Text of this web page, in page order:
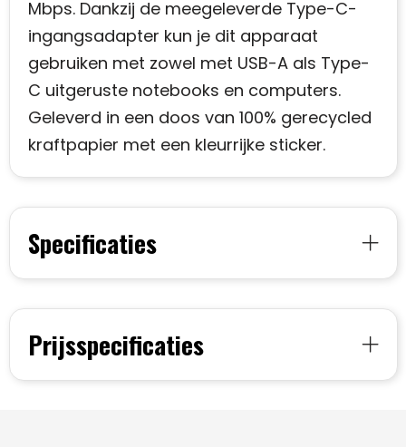
Mbps. Dankzij de meegeleverde Type-C-
ingangsadapter kun je dit apparaat
gebruiken met zowel met USB-A als Type-
C uitgeruste notebooks en computers.
Geleverd in een doos van 100% gerecycled
kraftpapier met een kleurrijke sticker.
Specificaties
Prijsspecificaties